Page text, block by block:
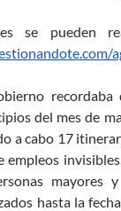
se pueden
recordaba
del mes de
a cabo 17
empleos
mayores
hasta la